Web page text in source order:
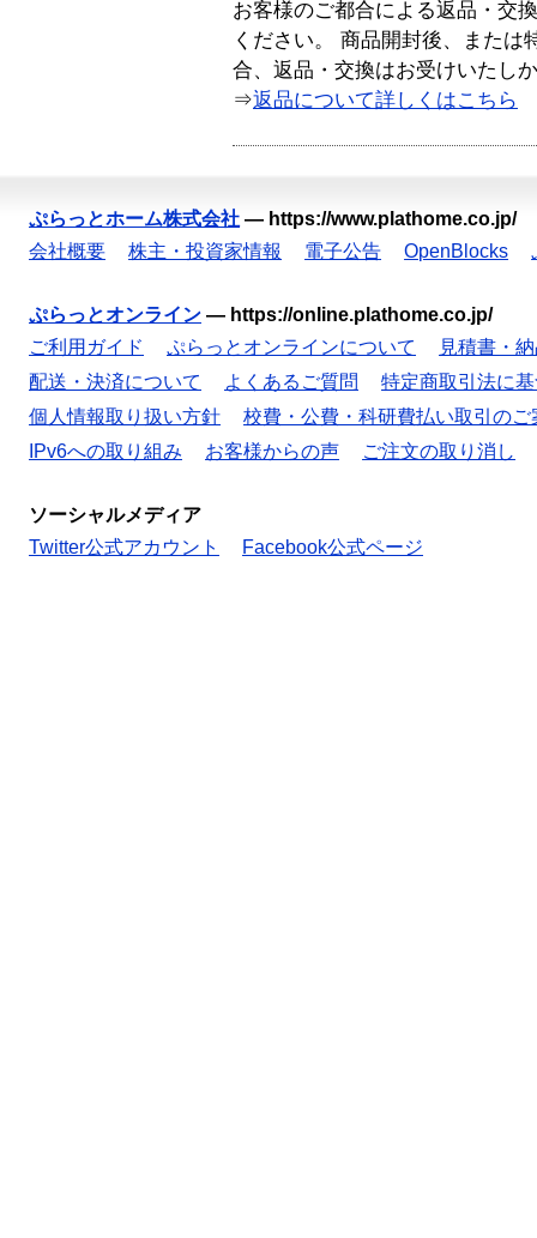
お客様のご都合による返品・交
ください。 商品開封後、または
合、返品・交換はお受けいたし
⇒返品について詳しくはこちら
ぷらっとホーム株式会社 — https://www.plathome.co.jp/
会社概要
株主・投資家情報 電子公告 OpenBlocks
ぷらっとオンライン — https://online.plathome.co.jp/
ご利用ガイド
ぷらっとオンラインについて
見積書・
配送・決済について
よくあるご質問
特定商取引法に
個人情報取り扱い方針
校費・公費・科研費払い取引のご
IPv6への取り組み
お客様からの声 ご注文の取り消し
ソーシャルメディア
Twitter公式アカウント
Facebook公式ページ